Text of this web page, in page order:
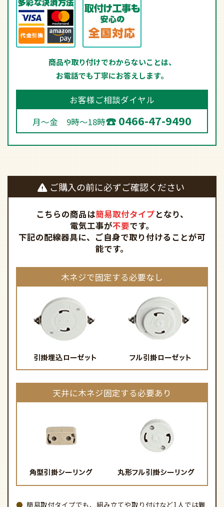
商品や取り付けでわからないことは、
お電話でも丁寧にお答えします。
お客様ご相談ダイヤル
月～金 9時～18時
0466-47-9490
ご購入の前に必ずご確認ください
こちらの商品は簡易取付タイプとなり、
電気工事が不要です。
下記の配線器具に、ご自身で取り付けることが可
能です。
木ネジで固定する必要なし
天井に木ネジ固定する必要あり
簡易取付タイプでも、組み立てや取り付けなど1人では難